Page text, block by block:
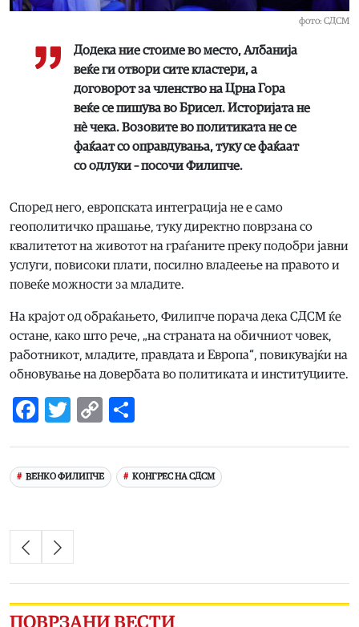
фото: СДСМ
Додека ние стоиме во место, Албанија
веќе ги отвори сите кластери, а
договорот за членство на Црна Гора
веќе се пишува во Брисел. Историјата не
нѐ чека. Возовите во политиката не се
фаќаат со оправдувања, туку се фаќаат
со одлуки – посочи Филипче.
Според него, европската интеграција не е само
геополитичко прашање, туку директно поврзана со
квалитетот на животот на граѓаните преку подобри јавни
услуги, повисоки плати, посилно владеење на правото и
повеќе можности за младите.
На крајот од обраќањето, Филипче порача дека СДСМ ќе
остане, како што рече, „на страната на обичниот човек,
работникот, младите, правдата и Европа“, повикувајќи на
обновување на довербата во политиката и институциите.
Facebook
Twitter
Copy
ВЕНКО ФИЛИПЧЕ КОНГРЕС НА СДСМ